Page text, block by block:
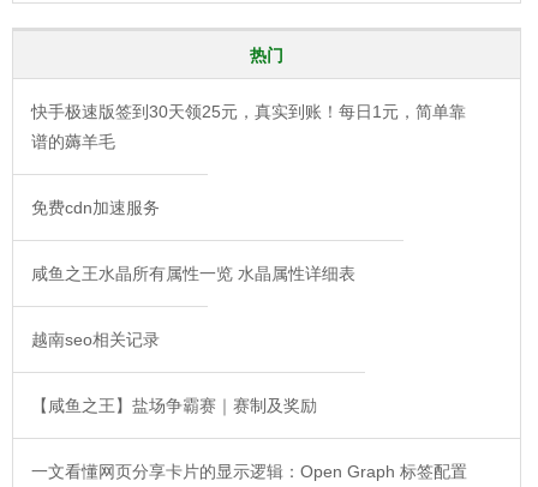
热门
快手极速版签到30天领25元，真实到账！每日1元，简单靠
谱的薅羊毛
免费cdn加速服务
咸鱼之王水晶所有属性一览 水晶属性详细表
越南seo相关记录
【咸鱼之王】盐场争霸赛｜赛制及奖励
一文看懂网页分享卡片的显示逻辑：Open Graph 标签配置